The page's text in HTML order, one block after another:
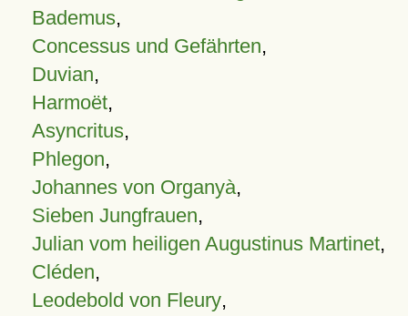
Bademus,
Concessus und Gefährten,
Duvian,
Harmoët,
Asyncritus,
Phlegon,
Johannes von Organyà,
Sieben Jungfrauen,
Julian vom heiligen Augustinus Martinet,
Cléden,
Leodebold von Fleury,